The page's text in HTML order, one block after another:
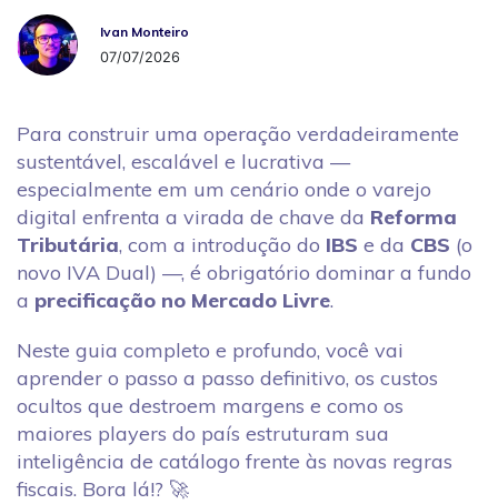
Ivan MonteiroIvan Monteiro
07/07/2026
Para construir uma operação verdadeiramente
sustentável, escalável e lucrativa —
especialmente em um cenário onde o varejo
digital enfrenta a virada de chave da Reforma
Tributária, com a introdução do IBS e da CBS (o
novo IVA Dual) —, é obrigatório dominar a fundo
a precificação no Mercado Livre.
Neste guia completo e profundo, você vai
aprender o passo a passo definitivo, os custos
ocultos que destroem margens e como os
maiores players do país estruturam sua
inteligência de catálogo frente às novas regras
fiscais. Bora lá!? 🚀